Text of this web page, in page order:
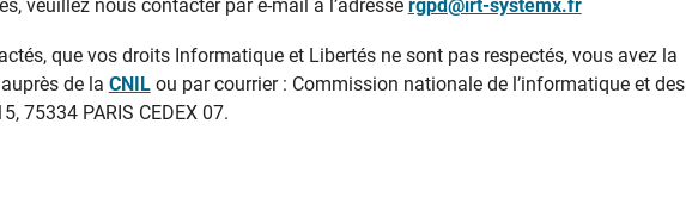
veuillez nous contacter par e-mail à l’adresse rgpd@irt-systemx.fr
que vos droits Informatique et Libertés ne sont pas respectés, vous avez la
de la CNILou par courrier : Commission nationale de l’informatique et des
75334 PARIS CEDEX 07.